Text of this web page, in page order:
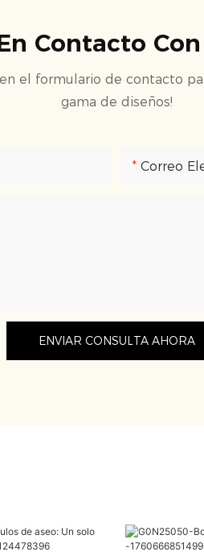
Contacto
el formulario de contacto
gama de diseños!
Correo
ENVIAR CONSULTA AHORA